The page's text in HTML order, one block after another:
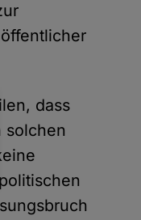
dass
solchen